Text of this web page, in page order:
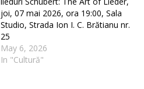
joi, 07 mai 2026, ora 19:00, Sala
Studio, Strada Ion I. C. Brătianu nr.
25
May 6, 2026
In "Cultură"